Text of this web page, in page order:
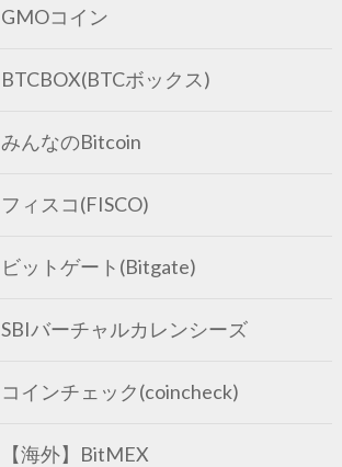
GMOコイン
BTCBOX(BTCボックス)
みんなのBitcoin
フィスコ(FISCO)
ビットゲート(Bitgate)
SBIバーチャルカレンシーズ
コインチェック(coincheck)
【海外】BitMEX